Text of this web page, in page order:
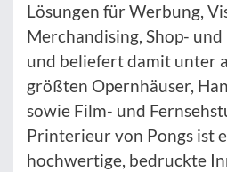
Lösungen für Werbung,
Merchandising, Shop-
und beliefert damit unter
größten Opernhäuser,
sowie Film- und
Printerieur von Pongs ist
hochwertige, bedruckte